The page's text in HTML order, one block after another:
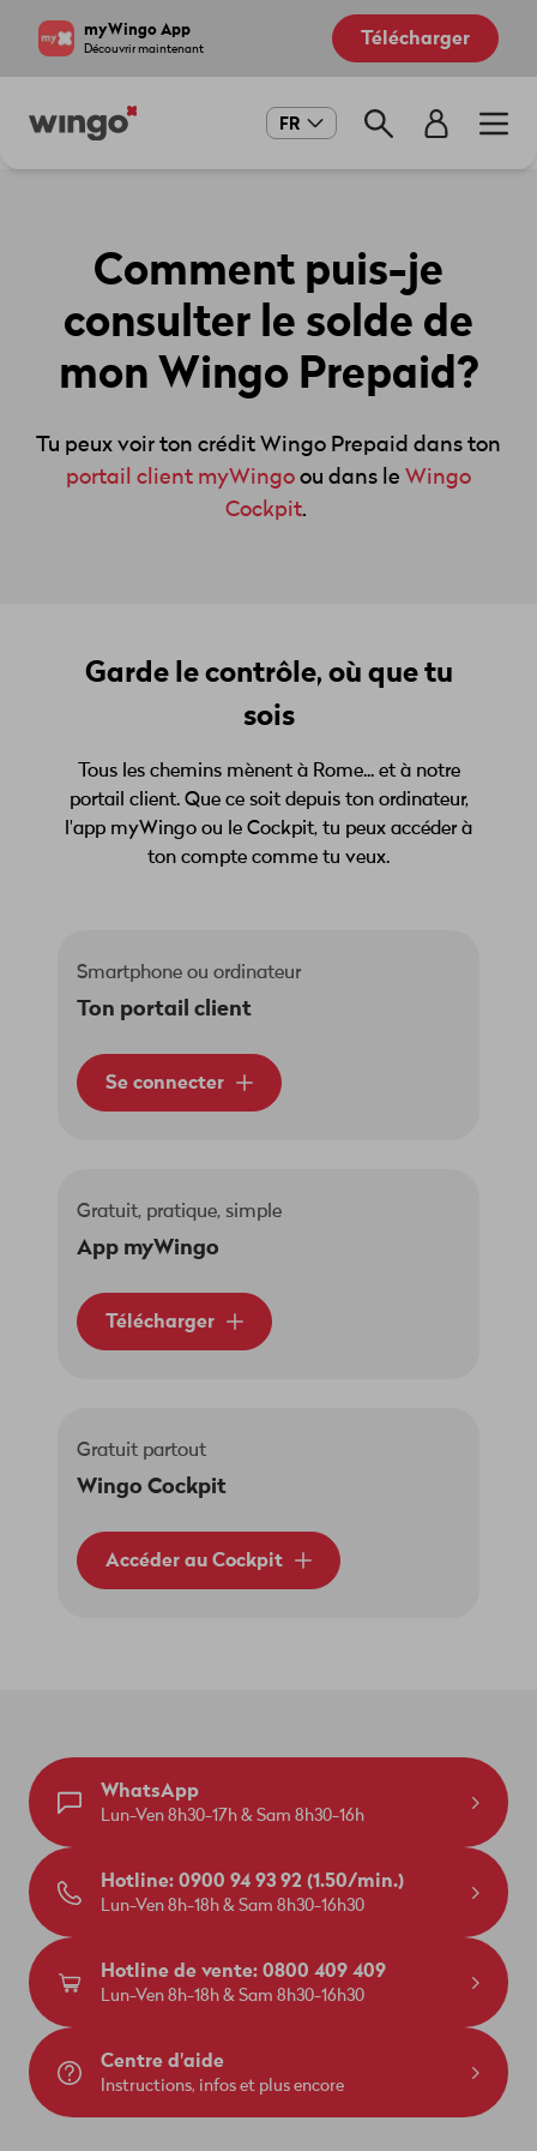
myWingo App
Découvrir maintenant Télécharger
Main
FR
Comment puis-je
consulter le solde de
mon Wingo Prepaid?
Tu peux voir ton crédit Wingo Prepaid dans ton
portail client myWingo ou dans le Wingo
Cockpit.
Garde le contrôle, où que tu
sois
Tous les chemins mènent à Rome... et à notre
portail client. Que ce soit depuis ton ordinateur,
l'app myWingo ou le Cockpit, tu peux accéder à
ton compte comme tu veux.
Smartphone ou ordinateur
Ton portail client
Se connecter
Gratuit, pratique, simple
App myWingo
Télécharger
Gratuit partout
Wingo Cockpit
Accéder au Cockpit
WhatsApp
Lun-Ven 8h30-17h & Sam 8h30-16h
Hotline: 0900 94 93 92 (1.50/min.)
Lun-Ven 8h-18h & Sam 8h30-16h30
Hotline de vente: 0800 409 409
Lun-Ven 8h-18h & Sam 8h30-16h30
Centre d'aide
Instructions, infos et plus encore